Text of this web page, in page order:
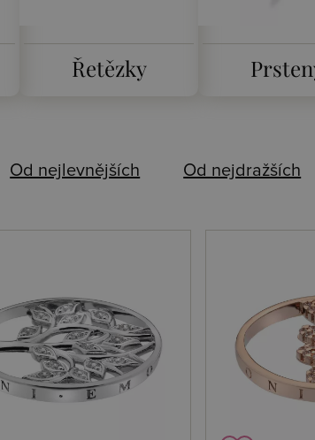
Řetězky
Od nejlevnějších Od nejdražších